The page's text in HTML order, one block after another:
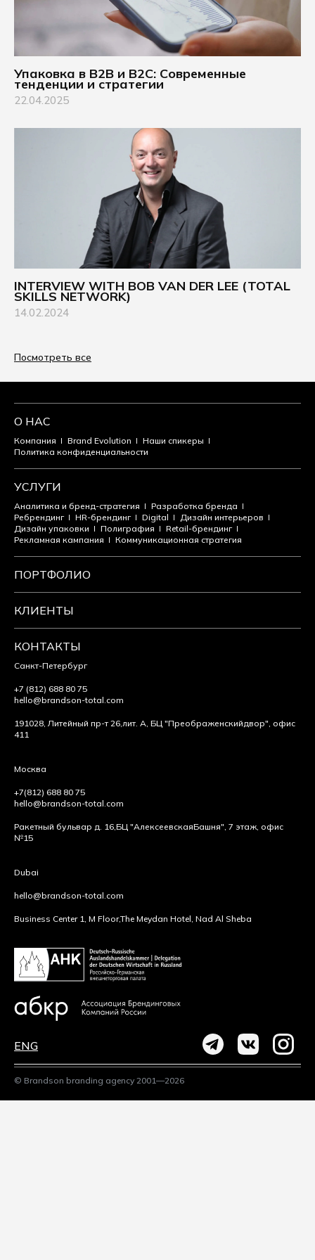
Упаковка в B2B и B2C: Современные
тенденции и стратегии
22.04.2025
INTERVIEW WITH BOB VAN DER LEE (TOTAL
SKILLS NETWORK)
14.02.2024
Посмотреть все
О НАС
Компания Brand Evolution
Наши спикеры
Политика конфиденциальности
УСЛУГИ
Аналитика и бренд-стратегия
Разработка бренда
Ребрендинг
HR-брендинг Digital
Дизайн интерьеров
Дизайн упаковки
Полиграфия
Retail-брендинг
Рекламная кампания
Коммуникационная стратегия
ПОРТФОЛИО
КЛИЕНТЫ
КОНТАКТЫ
Санкт-Петербург
+7 (812) 688 80 75
hello@brandson-total.com
191028, Литейный пр-т 26, лит. А, БЦ "Преображенскийдвор", офис
411
Москва
+7(812) 688 80 75
hello@brandson-total.com
Ракетный бульвар д. 16, БЦ "АлексеевскаяБашня", 7 этаж, офис
№15
Dubai
hello@brandson-total.com
Business Center 1, M Floor,The Meydan Hotel, Nad Al Sheba
ENG
© Brandson branding agency 2001—2026